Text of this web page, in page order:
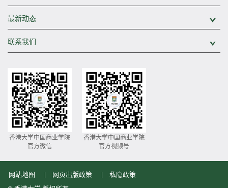
最新动态
联系我们
香港大学中国商业学院
官方微信
香港大学中国商业学院
官方视频号
网站地图 网页出版政策
私隐政策